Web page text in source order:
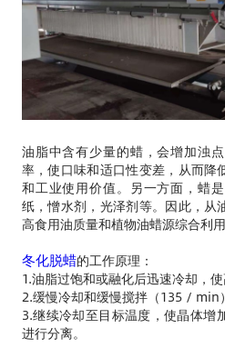
油脂中含有少量的蜡，会增加浊
率，使口味和适口性变差，从而降
和工业使用价值。另一方面，蜡
纸，憎水剂，光泽剂等。因此，从
高食用油质量和植物油蜡源综合利用
冬化脱蜡的工作原理：
1.油脂过饱和或融化后迅速冷却，
2.缓慢冷却和缓慢搅拌（135 / min
3.继续冷却至目标温度，使晶体增
进行分离。